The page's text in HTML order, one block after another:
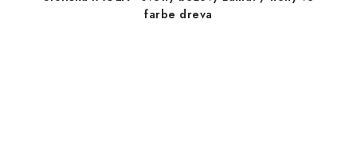
farbe dreva